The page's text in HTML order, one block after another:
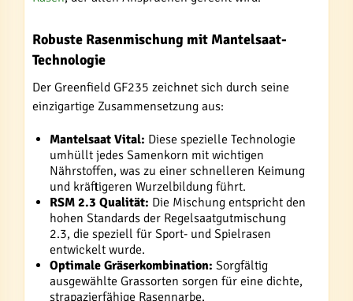
Robuste Rasenmischung mit Mantelsaat-
Technologie
Der Greenfield GF235 zeichnet sich durch seine
einzigartige Zusammensetzung aus:
Mantelsaat Vital: Diese spezielle Technologie
umhüllt jedes Samenkorn mit wichtigen
Nährstoffen, was zu einer schnelleren Keimung
und kräftigeren Wurzelbildung führt.
RSM 2.3 Qualität: Die Mischung entspricht den
hohen Standards der Regelsaatgutmischung
2.3, die speziell für Sport- und Spielrasen
entwickelt wurde.
Optimale Gräserkombination: Sorgfältig
ausgewählte Grassorten sorgen für eine dichte,
strapazierfähige Rasennarbe.